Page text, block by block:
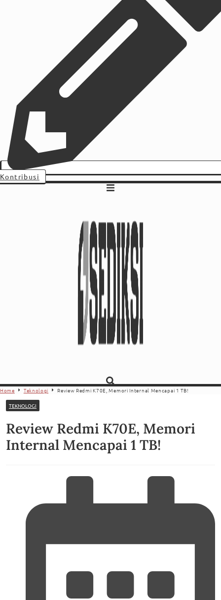
Kontribusi
Home Teknologi Review Redmi K70E, Memori Internal Mencapai 1 TB!
TEKNOLOGI
Review Redmi K70E, Memori
Internal Mencapai 1 TB!